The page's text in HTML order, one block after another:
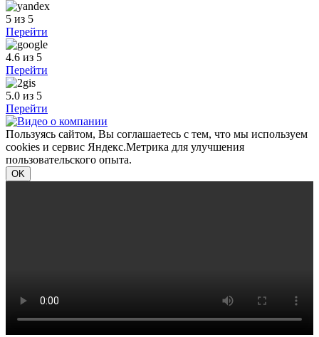
5 из 5
Перейти
4.6 из 5
Перейти
5.0 из 5
Перейти
Пользуясь сайтом, Вы соглашаетесь с тем, что мы используем
cookies и сервис Яндекс.Метрика для улучшения
пользовательского опыта.
OK